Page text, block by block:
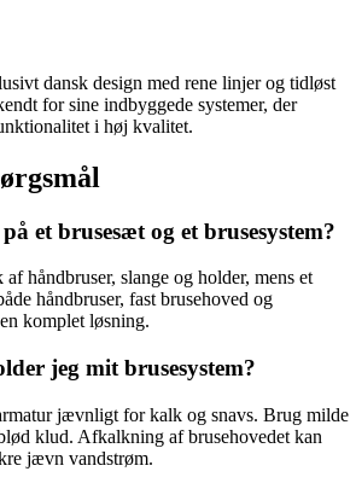
dansk design med rene linjer og tidløst
for sine indbyggede systemer, der
i høj kvalitet.
et brusesæt og et brusesystem?
håndbruser, slange og holder, mens et
håndbruser, fast brusehoved og
komplet løsning.
jeg mit brusesystem?
jævnligt for kalk og snavs. Brug milde
klud. Afkalkning af brusehovedet kan
jævn vandstrøm.